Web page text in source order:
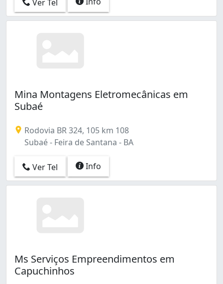
Ver Tel
Mina Montagens Eletromecânicas em
Subaé
Rodovia BR 324, 105 km 108
Subaé - Feira de Santana - BA
Ver Tel Info
Ms Serviços Empreendimentos em
Capuchinhos